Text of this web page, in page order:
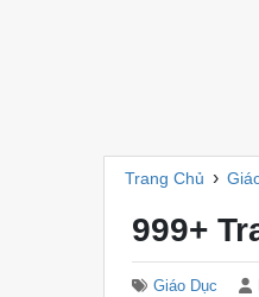
Trang Chủ ›
999+
Giáo Dục